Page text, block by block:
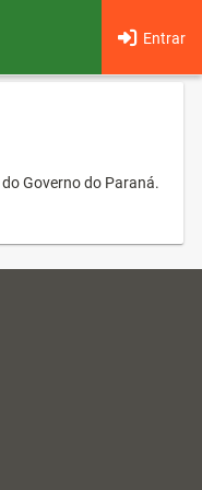
Entrar
Governo do Paraná.